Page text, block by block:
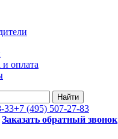
и оплата
Найти
33+7 (495) 507-27-83
Заказать обратный звонок